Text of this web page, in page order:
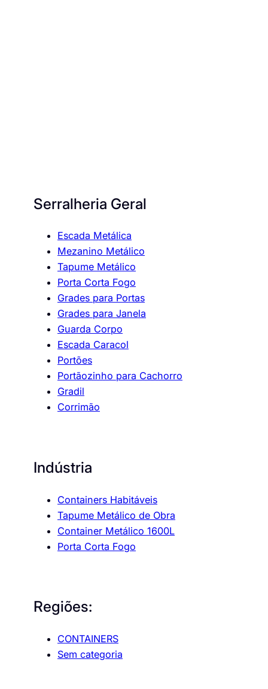
Serralheria Geral
Escada Metálica
Mezanino Metálico
Tapume Metálico
Porta Corta Fogo
Grades para Portas
Grades para Janela
Guarda Corpo
Escada Caracol
Portões
Portãozinho para Cachorro
Gradil
Corrimão
Indústria
Containers Habitáveis
Tapume Metálico de Obra
Container Metálico 1600L
Porta Corta Fogo
Regiões:
CONTAINERS
Sem categoria